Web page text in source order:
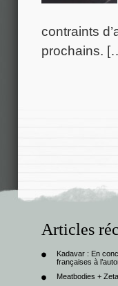
contraints
prochains.
Articles
Kadavar : En
françaises à
Meatbodies +